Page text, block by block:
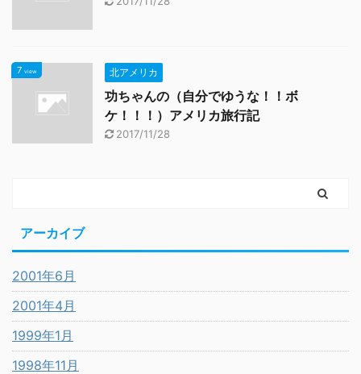
7 view 北アメリカ
功ちゃんの（自分でゆうな！！ボ
ケ！！！）アメリカ旅行記
2017/11/28
アーカイブ
2001年6月
2001年4月
1999年1月
1998年11月